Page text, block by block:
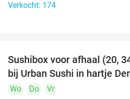
Verkocht: 174
Sushibox voor afhaal (20,
bij Urban Sushi in hartje
Wo Do
Vr